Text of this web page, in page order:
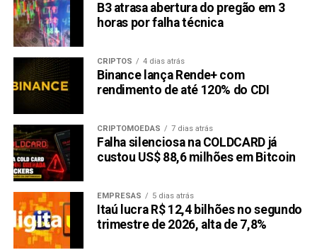
B3 atrasa abertura do pregão em 3
horas por falha técnica
CRIPTOS 4 dias atrás
Binance lança Rende+ com
rendimento de até 120% do CDI
CRIPTOMOEDAS 7 dias atrás
Falha silenciosa na COLDCARD já
custou US$ 88,6 milhões em Bitcoin
EMPRESAS 5 dias atrás
Itaú lucra R$ 12,4 bilhões no segundo
trimestre de 2026, alta de 7,8%